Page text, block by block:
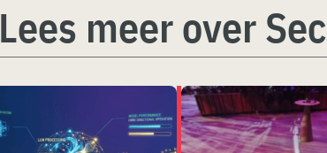
Lees meer over